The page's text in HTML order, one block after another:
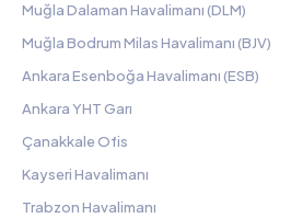
Muğla Dalaman Havalimanı (DLM)
Muğla Bodrum Milas Havalimanı (BJV)
Ankara Esenboğa Havalimanı (ESB)
Ankara YHT Garı
Çanakkale Ofis
Kayseri Havalimanı
Trabzon Havalimanı